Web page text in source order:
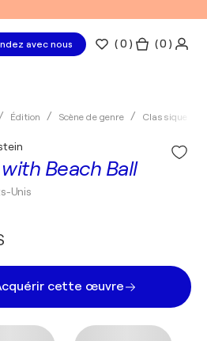
avec nous (0 ) ( 0 )
Édition Scène de genre Classique
Beach Ball
Unis
cette œuvre